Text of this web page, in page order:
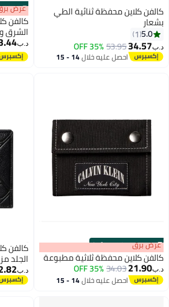
الطي
14 - 15
00m:00s
·
100% Left عرض برق
كالفن كلاين محفظة بيلفولد بشعار
د.ب‏33.44
47.10
احصل عليه خلال 14 - 15
مطبوعة
14 - 15
كالفن كلاين محفظة ثنائية الطي من
الجلد مزينة بشعار منقوش
د.ب‏52.82
احصل عليه خلال 14 - 15